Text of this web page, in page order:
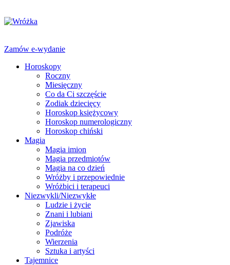
Zamów e-wydanie
Horoskopy
Roczny
Miesięczny
Co da Ci szczęście
Zodiak dziecięcy
Horoskop księżycowy
Horoskop numerologiczny
Horoskop chiński
Magia
Magia imion
Magia przedmiotów
Magia na co dzień
Wróżby i przepowiednie
Wróżbici i terapeuci
Niezwykli/Niezwykłe
Ludzie i życie
Znani i lubiani
Zjawiska
Podróże
Wierzenia
Sztuka i artyści
Tajemnice